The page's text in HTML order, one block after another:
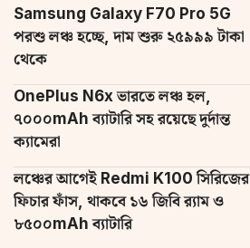
Samsung Galaxy F70 Pro 5G
পরশু লঞ্চ হচ্ছে, দাম শুরু ২৫৯৯৯ টাকা
থেকে
OnePlus N6x ভারতে লঞ্চ হল,
৭০০০mAh ব্যাটারি সহ রয়েছে দুর্দান্ত
ক্যামেরা
লঞ্চের আগেই Redmi K100 সিরিজের
ফিচার ফাঁস, থাকবে ১৬ জিবি র‌্যাম ও
৮৫০০mAh ব্যাটারি